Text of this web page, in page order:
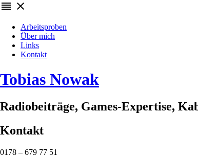
reorder close
Arbeitsproben
Über mich
Links
Kontakt
Tobias Nowak
Radiobeiträge, Games-Expertise,
Kontakt
0178 – 679 77 51